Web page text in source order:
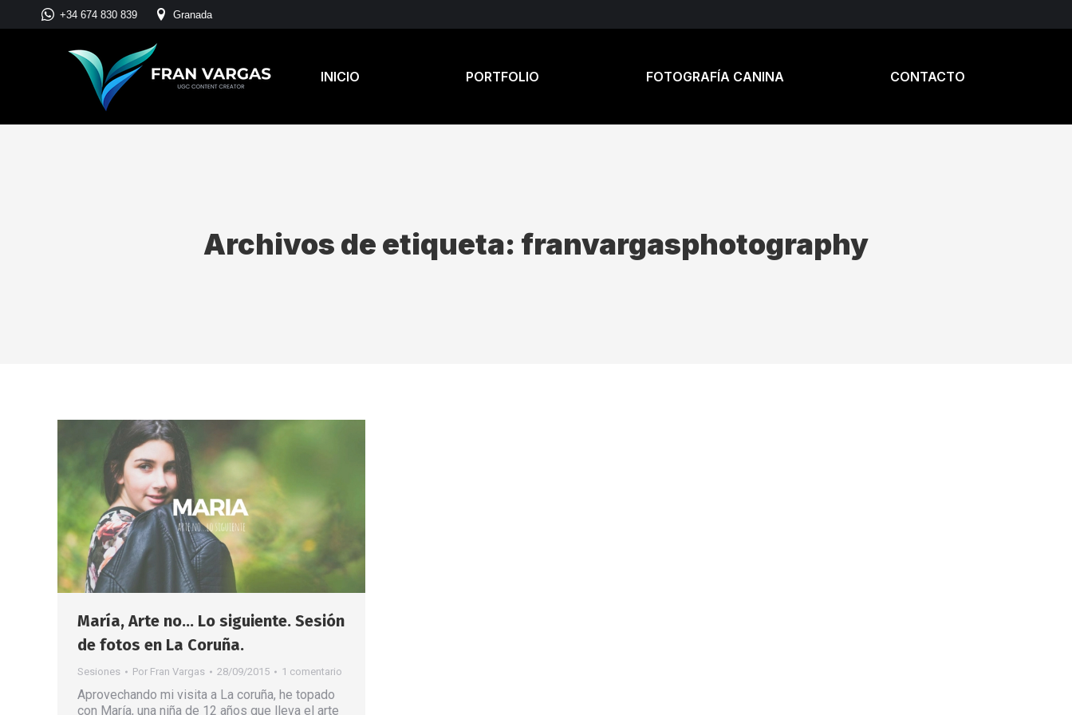
+34 674 830 839 Granada
INICIO PORTFOLIO FOTOGRAFÍA CANINA CONTACTO
Archivos de etiqueta: franvargasphotography
María, Arte no… Lo siguiente. Sesión
de fotos en La Coruña.
Sesiones Por Fran Vargas 28/09/2015 1 comentario
Aprovechando mi visita a La coruña, he topado
con María, una niña de 12 años que lleva el arte